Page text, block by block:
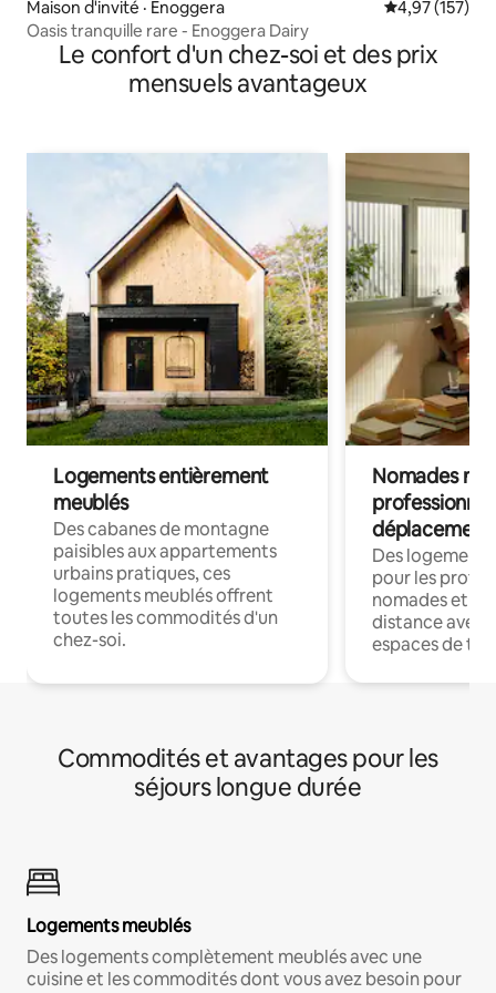
Maison d'invité · Enoggera Note
4,97 (157)
Oasis tranquille rare - Enoggera Dairy
Le confort d'un chez-soi et des prix
mensuels avantageux
Logements entièrement
meublés
Des cabanes de montagne
paisibles aux appartements
urbains pratiques, ces
logements meublés offrent
toutes les commodités d'un
chez-soi.
Nomades
déplacement
Des
pour les
nomades et
distance avec
espaces de
Commodités et avantages pour les
séjours longue durée
Logements meublés
Des logements complètement meublés avec une
cuisine et les commodités dont vous avez besoin pour